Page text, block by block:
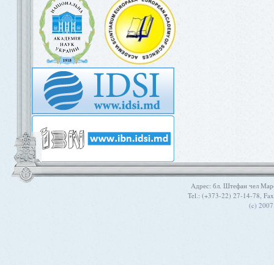
Aдрес: бл. Штефан чел
Tel.: (+373-22) 27-14-78,
(c)